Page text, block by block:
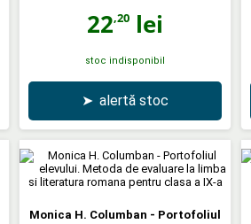
22,20 lei
stoc indisponibil
➤ alertă stoc
Monica H. Columban - Portofoliul